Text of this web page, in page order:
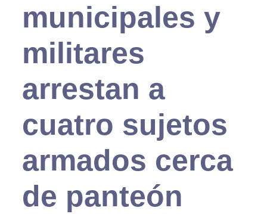
municipales y
militares
arrestan a
cuatro sujetos
armados cerca
de panteón